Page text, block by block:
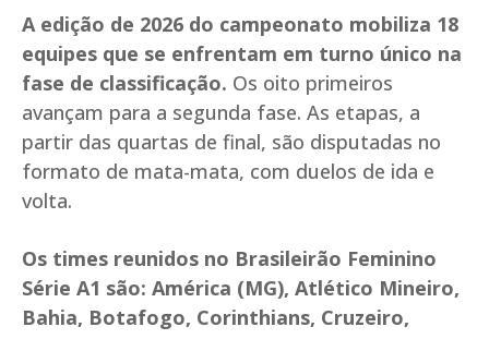
A edição de 2026 do campeonato mobiliza 18
equipes que se enfrentam em turno único na
fase de classificação. Os oito primeiros
avançam para a segunda fase. As etapas, a
partir das quartas de final, são disputadas no
formato de mata-mata, com duelos de ida e
volta.
Os times reunidos no Brasileirão Feminino
Série A1 são: América (MG), Atlético Mineiro,
Bahia, Botafogo, Corinthians, Cruzeiro,